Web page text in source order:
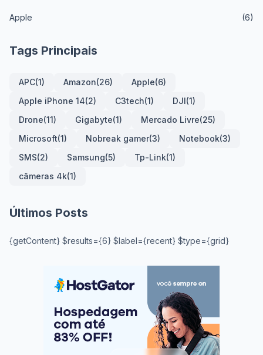
Apple (6)
Tags Principais
APC(1) Amazon(26) Apple(6)
Apple iPhone 14(2) C3tech(1) DJI(1)
Drone(11) Gigabyte(1) Mercado Livre(25)
Microsoft(1) Nobreak gamer(3) Notebook(3)
SMS(2) Samsung(5) Tp-Link(1)
câmeras 4k(1)
Últimos Posts
{getContent} $results={6} $label={recent} $type={grid}